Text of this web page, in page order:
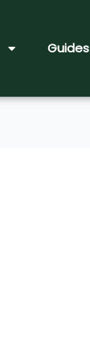
Guides